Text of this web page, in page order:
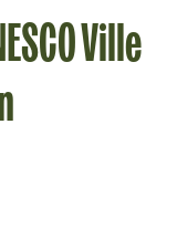
Ville